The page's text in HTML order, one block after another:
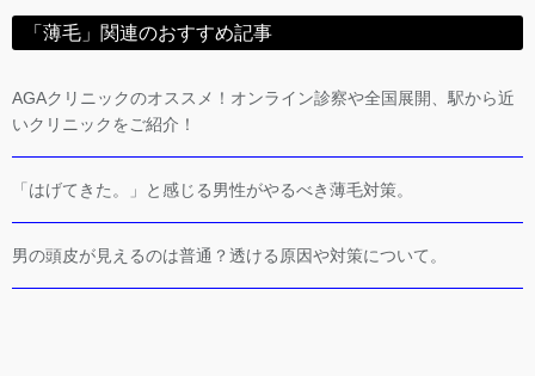
「薄毛」関連のおすすめ記事
AGAクリニックのオススメ！オンライン診察や全国展開、駅から近
いクリニックをご紹介！
「はげてきた。」と感じる男性がやるべき薄毛対策。
男の頭皮が見えるのは普通？透ける原因や対策について。